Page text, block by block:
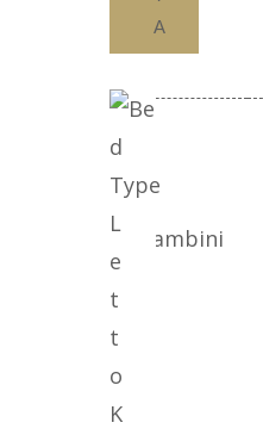
Bambini
A
L
e
t
t
o
K